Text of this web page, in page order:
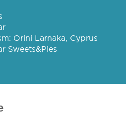
Orini Larnaka, Cyprus
Sweets&Pies